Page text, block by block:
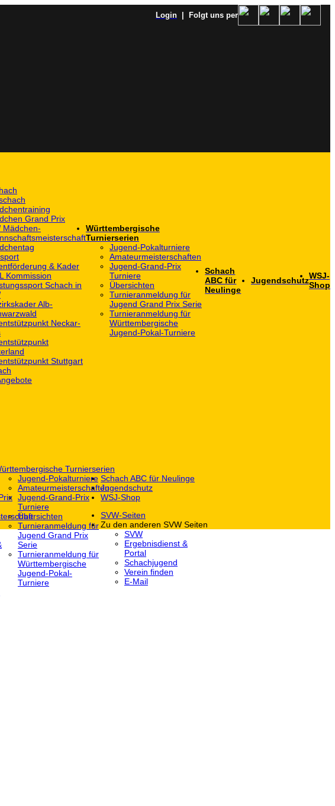
Login | Folgt uns per
Grand Prix
Mädchen-
& Kader
Kommission
Schach in
Alb-
Neckar-
Stuttgart
Württembergische
Turnierserien
Jugend-Pokalturniere
Amateurmeisterschaften
Jugend-Grand-Prix
Turniere
Übersichten
Turnieranmeldung für
Jugend Grand Prix Serie
Turnieranmeldung für
Württembergische
Jugend-Pokal-Turniere
Schach
ABC für
Neulinge
JugendschutzWSJ-
Shop
Turnierserien
Jugend-Pokalturniere
Amateurmeisterschaften
Jugend-Grand-Prix
Turniere
Übersichten
Turnieranmeldung für
Jugend Grand Prix
Serie
Turnieranmeldung für
Württembergische
Jugend-Pokal-
Turniere
Schach ABC für Neulinge
Jugendschutz
WSJ-Shop
SVW-Seiten
Zu den anderen SVW Seiten
SVW
Ergebnisdienst &
Portal
Schachjugend
Verein finden
E-Mail